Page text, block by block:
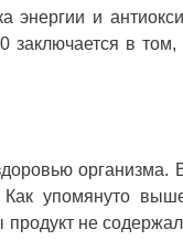
энергии и
в
упомянуто
не содержал